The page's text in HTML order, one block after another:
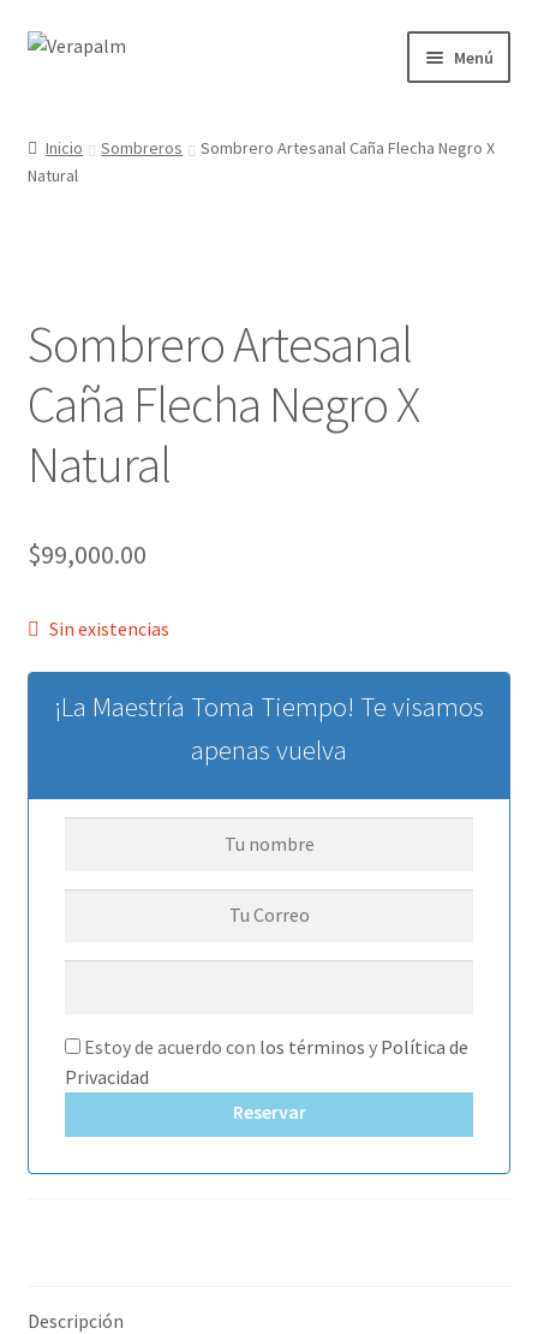
Ir
Ir
Menú
Sobre Nosotros
Sombreros
Inicio Sombreros
Sombrero Artesanal Caña Flecha Negro X
Natural
Sombrero Artesanal
Caña Flecha Negro X
Natural
$99,000.00
Sin existencias
¡La Maestría Toma Tiempo! Te visamos
apenas vuelva
Estoy de acuerdo con los términos y Política de
Privacidad
Reservar
Descripción